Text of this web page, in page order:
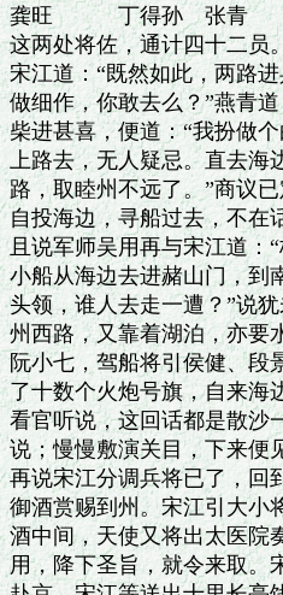
龚旺　　　丁得孙　张青　
这两处将佐，通计四十二员
宋江道：“既然如此，两路
做细作，你敢去么？”燕青
柴进甚喜，便道：“我扮做
上路去，无人疑忌。直去海
路，取睦州不远了。”商议
自投海边，寻船过去，不在
且说军师吴用再与宋江道：
小船从海边去进赭山门，到
头领，谁人去走一遭？”说
州西路，又靠着湖泊，亦要
阮小七，驾船将引侯健、段
了十数个火炮号旗，自来海
看官听说，这回话都是散沙
说；慢慢敷演关目，下来便
再说宋江分调兵将已了，回
御酒赏赐到州。宋江引大小
酒中间，天使又将出太医院
用，降下圣旨，就令来取。